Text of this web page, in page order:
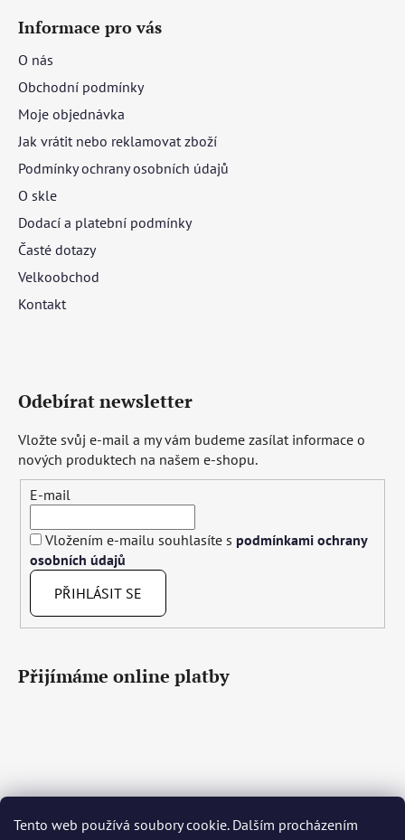
Tento web používá soubory cookie. Dalším procházením
Informace pro vás
O nás
Obchodní podmínky
Moje objednávka
Jak vrátit nebo reklamovat zboží
Podmínky ochrany osobních údajů
O skle
Dodací a platební podmínky
Časté dotazy
Velkoobchod
Kontakt
Odebírat newsletter
Vložte svůj e-mail a my vám budeme zasílat informace o
nových produktech na našem e-shopu.
E-mail
Vložením e-mailu souhlasíte s podmínkami ochrany
osobních údajů
PŘIHLÁSIT SE
Přijímáme online platby
Čeština Slovenčina English Deutsch Magyar